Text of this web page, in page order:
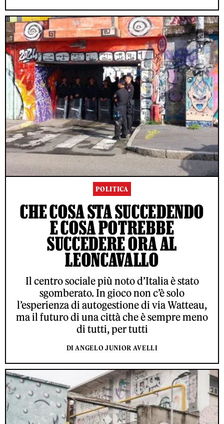
POLITICA
CHE COSA STA SUCCEDENDO
E COSA POTREBBE
SUCCEDERE ORA AL
LEONCAVALLO
Il centro sociale più noto d’Italia è stato
sgomberato. In gioco non c’è solo
l’esperienza di autogestione di via Watteau,
ma il futuro di una città che è sempre meno
di tutti, per tutti
DI ANGELO JUNIOR AVELLI